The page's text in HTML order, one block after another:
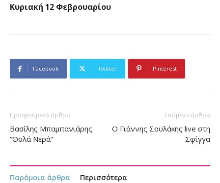
Κυριακή 12 Φεβρουαρίου
Facebook Twitter Pinterest
Προηγούμενο άρθρο
Βασίλης Μπαμπανιάρης
“Θολά Νερά”
Επόμενο άρθρο
Ο Γιάννης Σουλάκης live στη
Σφίγγα
Παρόμοια άρθρα Περισσότερα